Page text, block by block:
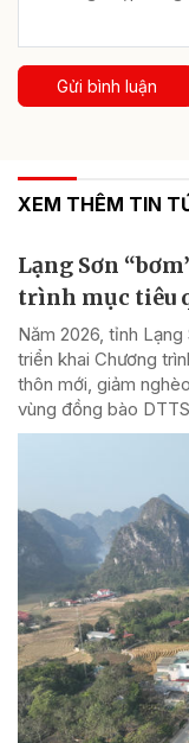
Gửi bình luận
XEM THÊM TIN
Lạng Sơn
trình mục tiêu
Năm 2026, tỉnh
triển khai Chương
thôn mới, giảm
vùng đồng bào